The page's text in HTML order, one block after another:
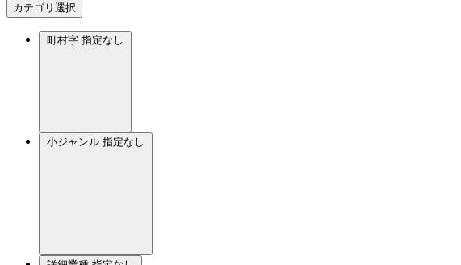
カテゴリ選択
町村字 指定なし
小ジャンル 指定なし